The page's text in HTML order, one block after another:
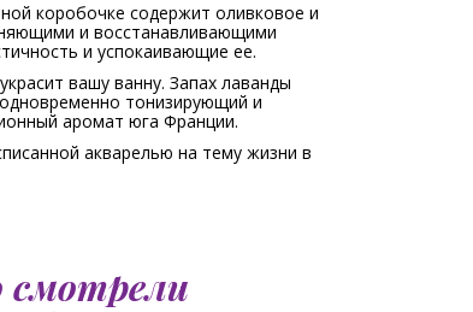
коробочке содержит оливковое и
и восстанавливающими
и успокаивающие ее.
вашу ванну. Запах лаванды
тонизирующий и
аромат юга Франции.
акварелью на тему жизни в
смотрели